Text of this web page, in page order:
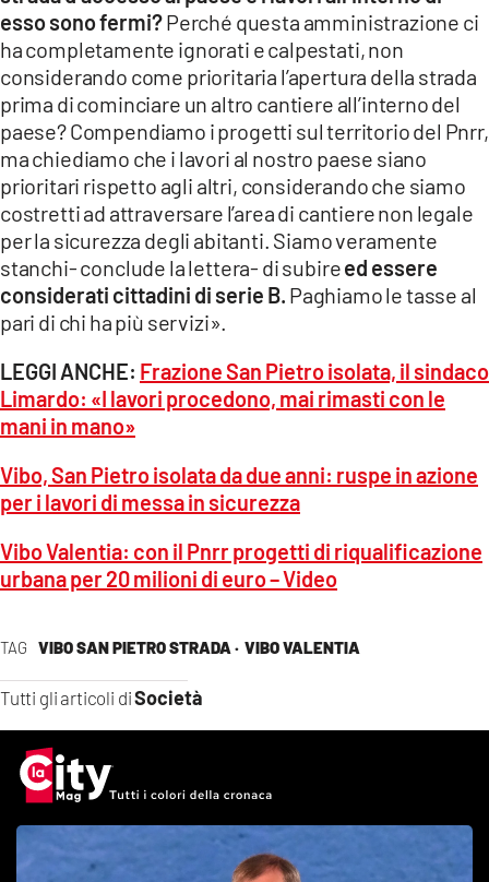
TAG VIBO SAN PIETRO STRADA · VIBO VALENTIA
Tutti gli articoli diSocietà
esso sono fermi?Perché questa amministrazione ci
ha completamente ignorati e calpestati, non
considerando come prioritaria l’apertura della strada
prima di cominciare un altro cantiere all’interno del
paese? Compendiamo i progetti sul territorio del Pnrr,
ma chiediamo che i lavori al nostro paese siano
prioritari rispetto agli altri, considerando che siamo
costretti ad attraversare l’area di cantiere non legale
per la sicurezza degli abitanti. Siamo veramente
stanchi- conclude la lettera- di subireed essere
considerati cittadini di serie B. Paghiamo le tasse al
pari di chi ha più servizi».
LEGGI ANCHE: Frazione San Pietro isolata, il sindaco
Limardo: «I lavori procedono, mai rimasti con le
mani in mano»
Vibo, San Pietro isolata da due anni: ruspe in azione
per i lavori di messa in sicurezza
Vibo Valentia: con il Pnrr progetti di riqualificazione
urbana per 20 milioni di euro – Video